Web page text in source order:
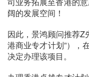
阔的发展空间！
因此，景鸿顾问推荐Z
港商业专才计划”），
决定办理该项目。